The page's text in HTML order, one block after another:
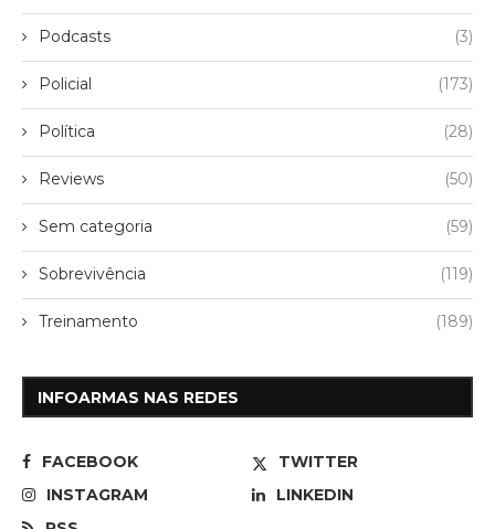
Podcasts (3)
Policial (173)
Política (28)
Reviews (50)
Sem categoria (59)
Sobrevivência (119)
Treinamento (189)
INFOARMAS NAS REDES
FACEBOOK
TWITTER
INSTAGRAM
LINKEDIN